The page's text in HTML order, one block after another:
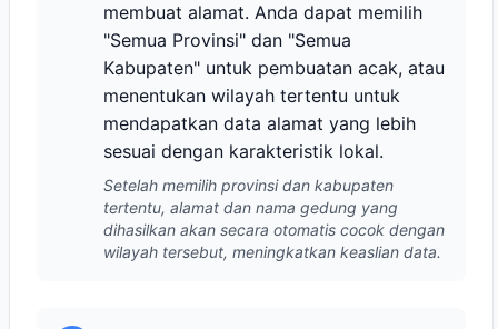
membuat alamat. Anda dapat memilih
"Semua Provinsi" dan "Semua
Kabupaten" untuk pembuatan acak, atau
menentukan wilayah tertentu untuk
mendapatkan data alamat yang lebih
sesuai dengan karakteristik lokal.
Setelah memilih provinsi dan kabupaten
tertentu, alamat dan nama gedung yang
dihasilkan akan secara otomatis cocok dengan
wilayah tersebut, meningkatkan keaslian data.